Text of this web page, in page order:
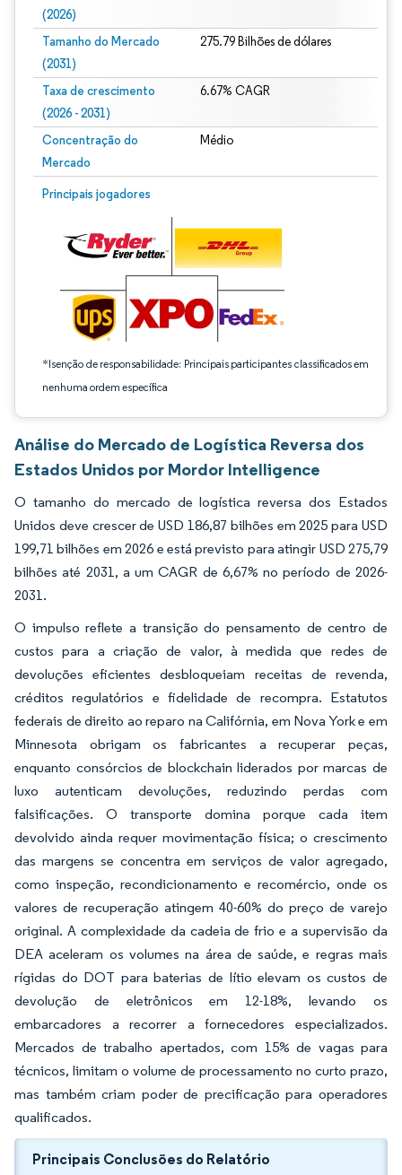
(2026)
Tamanho do Mercado
(2031)
275.79 Bilhões de dólares
Taxa de crescimento
(2026 - 2031)
6.67% CAGR
Concentração do
Mercado
Médio
Principais jogadores
*Isenção de responsabilidade: Principais participantes classificados em
nenhuma ordem específica
Imagem © Mordor Intelligence. O reuso requer atribuição conforme CC BY 4.0.
Análise do Mercado de Logística Reversa dos
Estados Unidos por Mordor Intelligence
O tamanho do mercado de logística reversa dos Estados
Unidos deve crescer de USD 186,87 bilhões em 2025 para USD
199,71 bilhões em 2026 e está previsto para atingir USD 275,79
bilhões até 2031, a um CAGR de 6,67% no período de 2026-
2031.
O impulso reflete a transição do pensamento de centro de
custos para a criação de valor, à medida que redes de
devoluções eficientes desbloqueiam receitas de revenda,
créditos regulatórios e fidelidade de recompra. Estatutos
federais de direito ao reparo na Califórnia, em Nova York e em
Minnesota obrigam os fabricantes a recuperar peças,
enquanto consórcios de blockchain liderados por marcas de
luxo autenticam devoluções, reduzindo perdas com
falsificações. O transporte domina porque cada item
devolvido ainda requer movimentação física; o crescimento
das margens se concentra em serviços de valor agregado,
como inspeção, recondicionamento e recomércio, onde os
valores de recuperação atingem 40-60% do preço de varejo
original. A complexidade da cadeia de frio e a supervisão da
DEA aceleram os volumes na área de saúde, e regras mais
rígidas do DOT para baterias de lítio elevam os custos de
devolução de eletrônicos em 12-18%, levando os
embarcadores a recorrer a fornecedores especializados.
Mercados de trabalho apertados, com 15% de vagas para
técnicos, limitam o volume de processamento no curto prazo,
mas também criam poder de precificação para operadores
qualificados.
Principais Conclusões do Relatório